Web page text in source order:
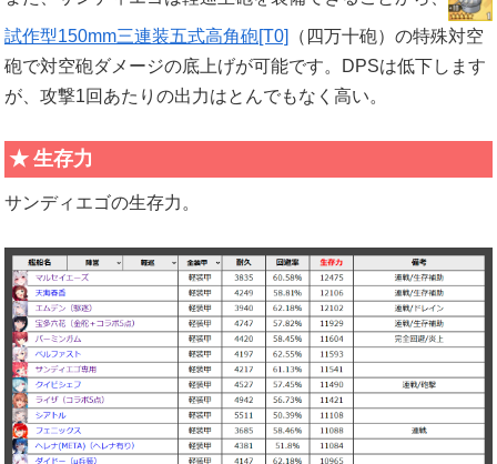
試作型150mm三連装五式高角砲[T0]
（四万十砲）の特殊対空
砲で対空砲ダメージの底上げが可能です。DPSは低下します
が、攻撃1回あたりの出力はとんでもなく高い。
生存力
サンディエゴの生存力。